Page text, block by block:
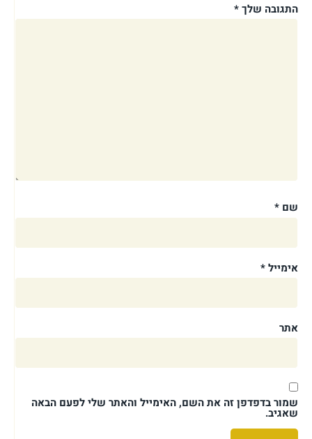
התגובה שלך*
שם *
אימייל*
אתר
שמור בדפדפן זה את השם, האימייל והאתר שלי לפעם הבאה
שאגיב.